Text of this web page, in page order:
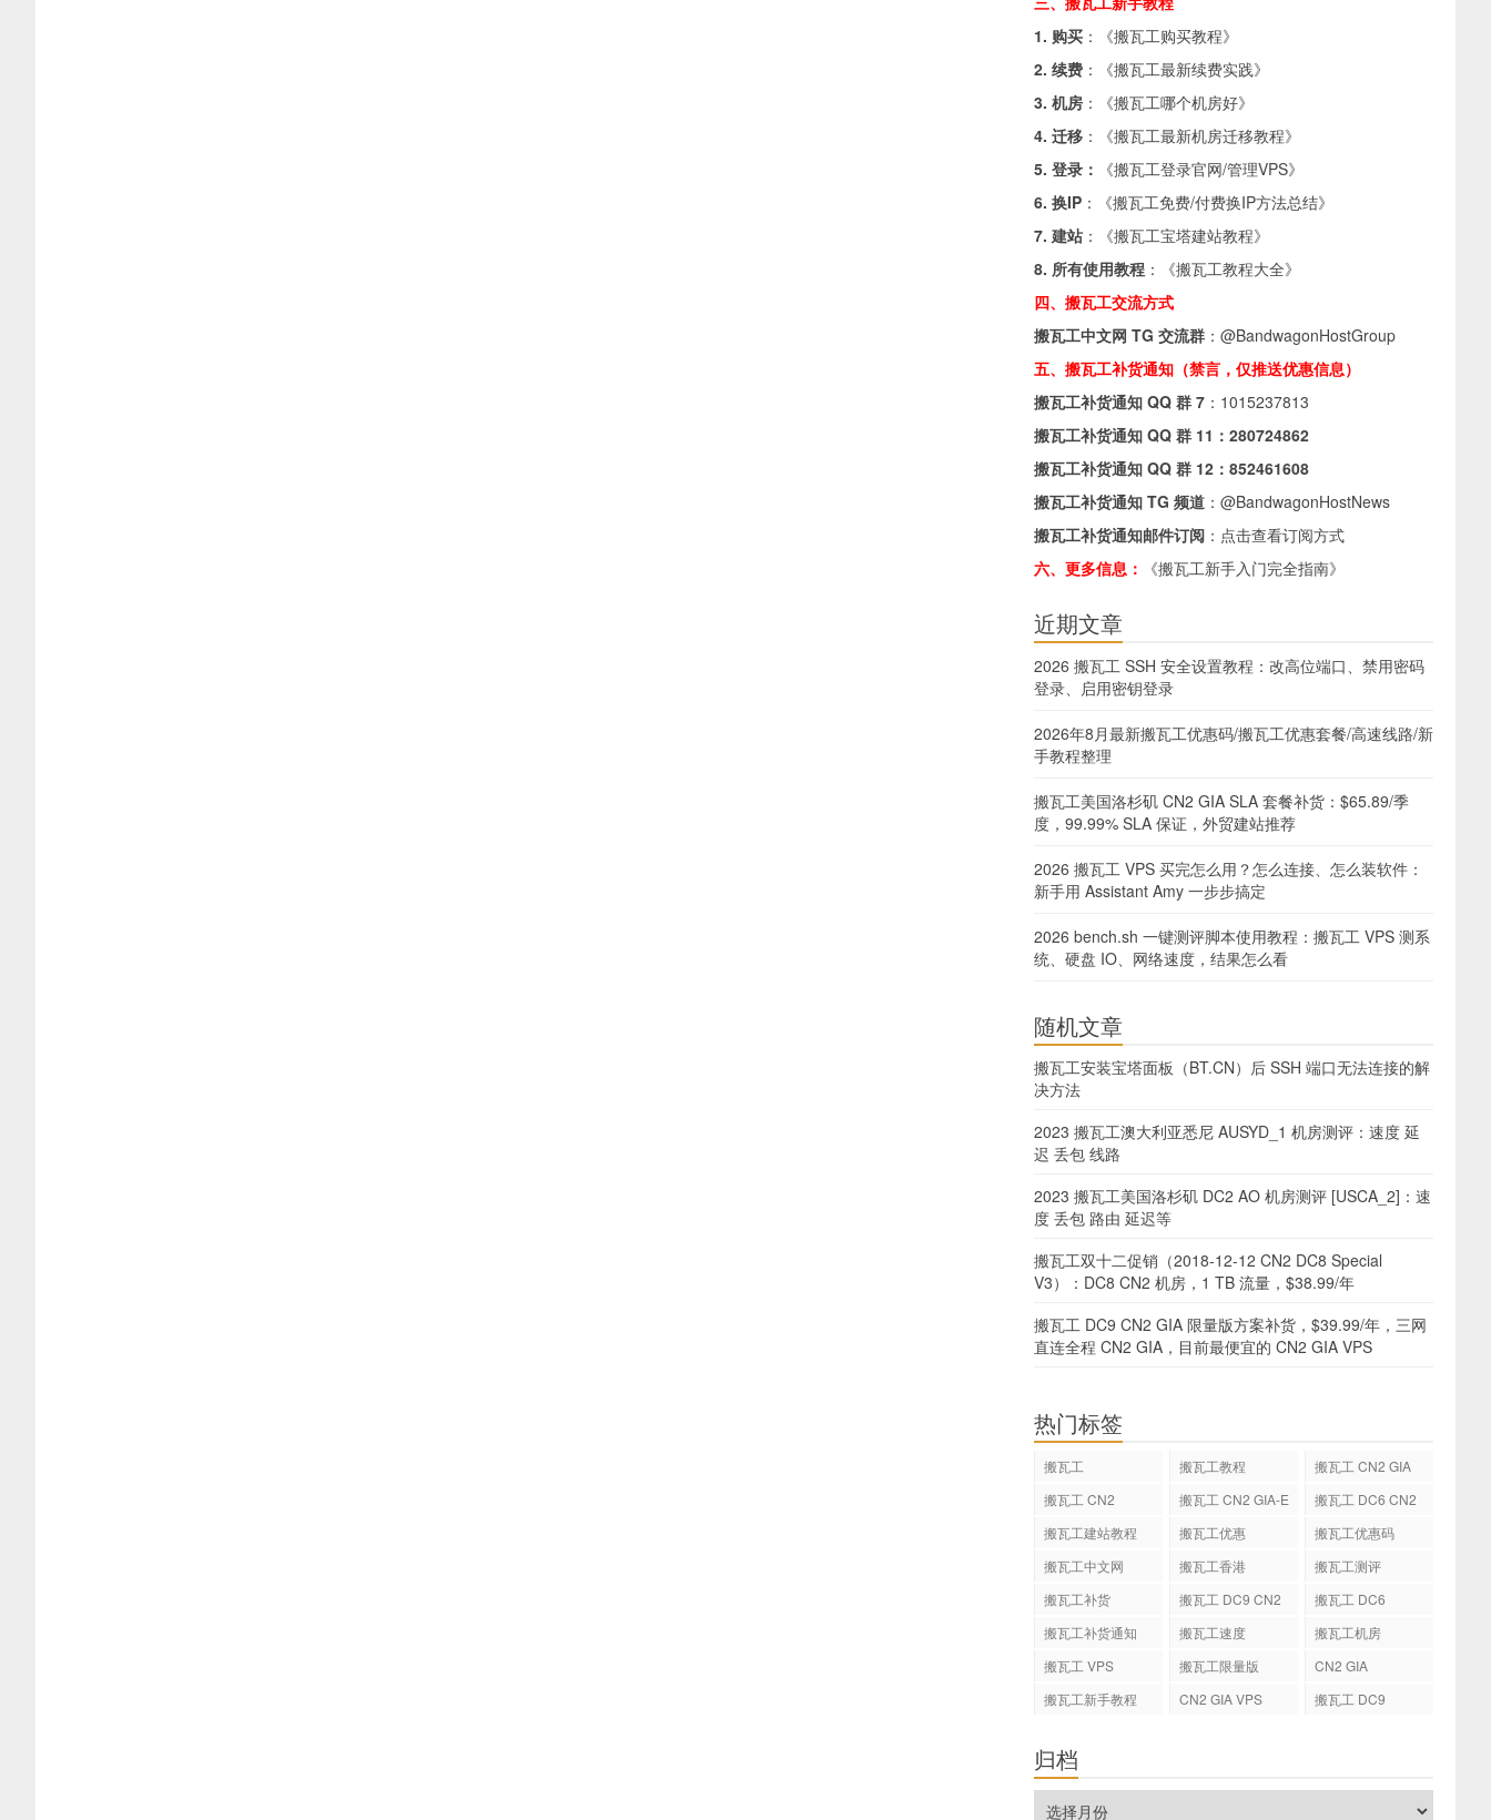
1. 购买 ：《搬瓦工购买教程》
2. 续费 ：《搬瓦工最新续费实践》
3. 机房 ：《搬瓦工哪个机房好》
4. 迁移 ：《搬瓦工最新机房迁移教程》
5. 登录：
《搬瓦工登录官网/管理VPS》
6. 换IP ：《搬瓦工免费/付费换IP方法总结》
7. 建站 ：《搬瓦工宝塔建站教程》
8. 所有使用教程 ：《搬瓦工教程大全》
四、搬瓦工交流方式
搬瓦工中文网 TG 交流群 ： @BandwagonHostGroup
五、搬瓦工补货通知（禁言，仅推送优惠信息）
搬瓦工补货通知 QQ 群 7 ： 1015237813
搬瓦工补货通知 QQ 群 11： 280724862
搬瓦工补货通知 QQ 群 12： 852461608
搬瓦工补货通知 TG 频道 ： @BandwagonHostNews
搬瓦工补货通知邮件订阅 ： 点击查看订阅方式
六、更多信息：
《搬瓦工新手入门完全指南》
近期文章
2026 搬瓦工 SSH 安全设置教程：改高位端口、禁用密码
登录、启用密钥登录
2026年8月最新搬瓦工优惠码/搬瓦工优惠套餐/高速线路/新
手教程整理
搬瓦工美国洛杉矶 CN2 GIA SLA 套餐补货：$65.89/季
度，99.99% SLA 保证，外贸建站推荐
2026 搬瓦工 VPS 买完怎么用？怎么连接、怎么装软件：
新手用 Assistant Amy 一步步搞定
2026 bench.sh 一键测评脚本使用教程：搬瓦工 VPS 测系
统、硬盘 IO、网络速度，结果怎么看
随机文章
搬瓦工安装宝塔面板（BT.CN）后 SSH 端口无法连接的解
决方法
2023 搬瓦工澳大利亚悉尼 AUSYD_1 机房测评：速度 延
迟 丢包 线路
2023 搬瓦工美国洛杉矶 DC2 AO 机房测评 [USCA_2]：速
度 丢包 路由 延迟等
搬瓦工双十二促销（2018-12-12 CN2 DC8 Special
V3）：DC8 CN2 机房，1 TB 流量，$38.99/年
搬瓦工 DC9 CN2 GIA 限量版方案补货，$39.99/年，三网
直连全程 CN2 GIA，目前最便宜的 CN2 GIA VPS
热门标签
搬瓦工 搬瓦工教程
搬瓦工 CN2 GIA
搬瓦工 CN2
搬瓦工 CN2 GIA-E
搬瓦工 DC6 CN2
搬瓦工建站教程 搬瓦工优惠
搬瓦工优惠码
搬瓦工中文网
搬瓦工香港
搬瓦工测评
搬瓦工补货
搬瓦工 DC9 CN2
搬瓦工 DC6
搬瓦工补货通知
搬瓦工速度
搬瓦工机房
搬瓦工 VPS
搬瓦工限量版
CN2 GIA
搬瓦工新手教程
CN2 GIA VPS 搬瓦工 DC9
归档